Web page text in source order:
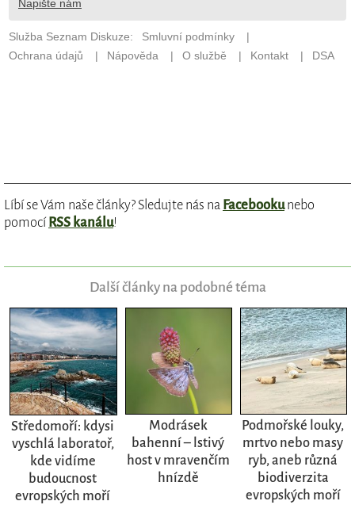
Líbí se Vám naše články? Sledujte nás na Facebookunebo
pomocíRSS kanálu!
Další články na podobné téma
Středomoří: kdysi
vyschlá laboratoř,
kde vidíme
budoucnost
evropských moří
Modrásek
bahenní – lstivý
host v mravenčím
hnízdě
Podmořské louky,
mrtvo nebo masy
ryb, aneb různá
biodiverzita
evropských moří